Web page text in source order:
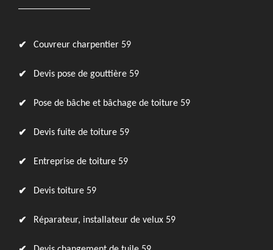
Couvreur charpentier 59
Devis pose de gouttière 59
Pose de bâche et bâchage de toiture 59
Devis fuite de toiture 59
Entreprise de toiture 59
Devis toiture 59
Réparateur, installateur de velux 59